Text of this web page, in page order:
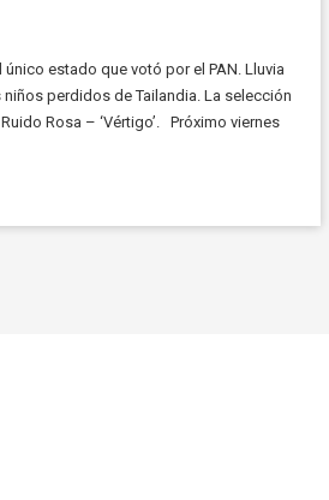
estado que votó por el PAN. Lluvia
perdidos de Tailandia. La selección
Rosa – ‘Vértigo’. Próximo viernes